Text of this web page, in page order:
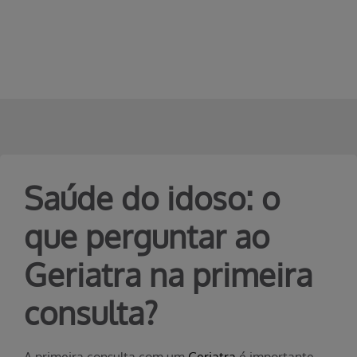
Saúde do idoso: o
que perguntar ao
Geriatra na primeira
consulta?